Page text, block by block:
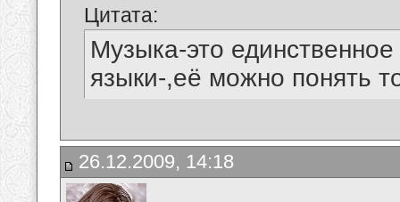
Цитата:
Музыка-это
языки-,её можно понять
26.12.2009, 14:18